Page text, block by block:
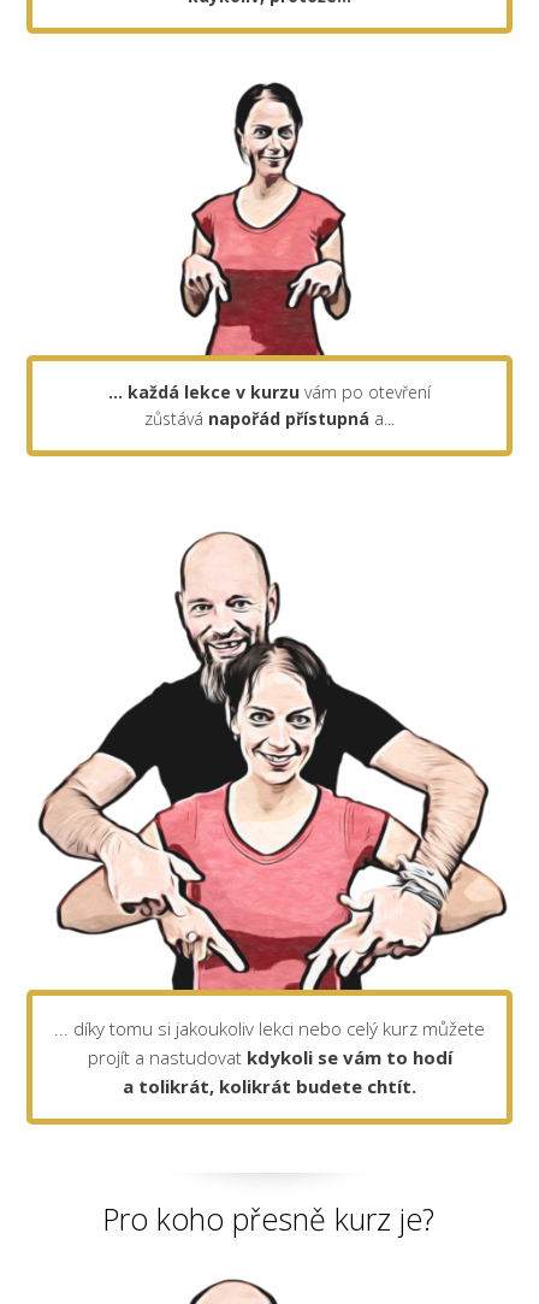
... každá lekce v kurzu vám po otevření
zůstává napořád přístupná a...
... díky tomu si jakoukoliv lekci nebo celý kurz můžete
projít a nastudovat kdykoli se vám to hodí
a tolikrát, kolikrát budete chtít.
Pro koho přesně kurz je?